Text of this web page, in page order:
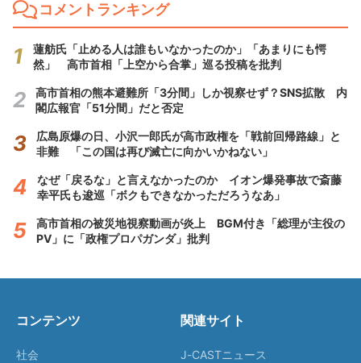
コメントランキング
蓮舫氏「止める人は誰もいなかったのか」「あまりにも愕
然」 高市首相「上空から合掌」巡る投稿を批判
高市首相の熊本避難所「3分間」しか視察せず？SNS拡散 内
閣広報官「51分間」だと否定
広島原爆の日、小沢一郎氏が高市政権を「戦前回帰路線」と
非難 「この国は再び滅亡に向かいかねない」
なぜ「戻るな」と言えなかったのか イオン爆発事故で斎藤
幸平氏も逡巡「ボクもできなかっただろうなあ」
高市首相の被災地視察動画が炎上 BGM付き「総理が主役の
PV」に「政権プロパガンダ」批判
コンテンツ
社会
関連サイト
J-CASTニュース